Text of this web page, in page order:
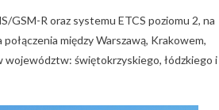
GSM-R oraz systemu ETCS poziomu 2, na
między Warszawą, Krakowem,
województw: świętokrzyskiego, łódzkiego i